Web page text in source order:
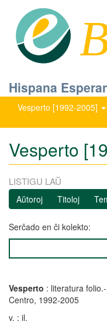
Hispana
Vesperto [1992-2005]
Vesperto
LISTIGU LAŬ
Aŭtoroj Titoloj
Serĉado en ĉi kolekto:
Vesperto : literatura
Centro, 1992-2005
v. : il.